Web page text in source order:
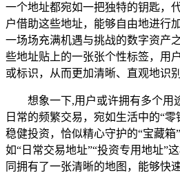
一个地址都宛如一把独特的钥匙，
户借助这些地址，能够自由地进行
一场场充满机遇与挑战的数字资产
些地址贴上的一张张个性标签，用
或标识，从而更加清晰、直观地识
想象一下,用户或许拥有多个用
日常的频繁交易，宛如生活中的“
稳健投资，恰似精心守护的“宝藏
如“日常交易地址”“投资专用地址”
同拥有了一张清晰的地图，能够快